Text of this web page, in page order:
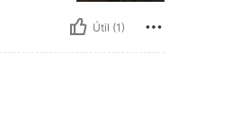
Útil (1)